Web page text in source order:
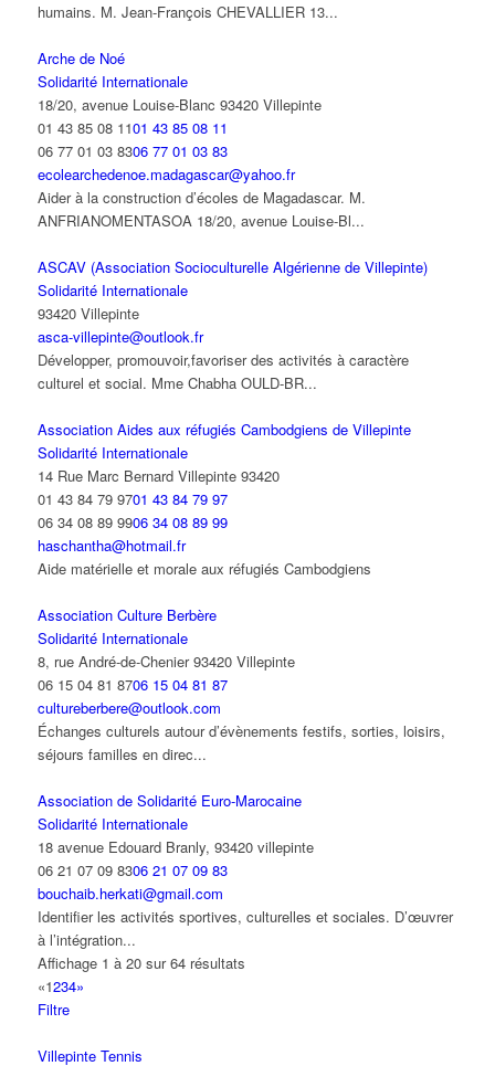
humains. M. Jean-François CHEVALLIER 13...
Arche de Noé
Solidarité Internationale
18/20, avenue Louise-Blanc 93420 Villepinte
01 43 85 08 1101 43 85 08 11
06 77 01 03 8306 77 01 03 83
ecolearchedenoe.madagascar@yahoo.fr
Aider à la construction d’écoles de Magadascar. M.
ANFRIANOMENTASOA 18/20, avenue Louise-Bl...
ASCAV (Association Socioculturelle Algérienne de Villepinte)
Solidarité Internationale
93420 Villepinte
asca-villepinte@outlook.fr
Développer, promouvoir,favoriser des activités à caractère
culturel et social. Mme Chabha OULD-BR...
Association Aides aux réfugiés Cambodgiens de Villepinte
Solidarité Internationale
14 Rue Marc Bernard Villepinte 93420
01 43 84 79 9701 43 84 79 97
06 34 08 89 9906 34 08 89 99
haschantha@hotmail.fr
Aide matérielle et morale aux réfugiés Cambodgiens
Association Culture Berbère
Solidarité Internationale
8, rue André-de-Chenier 93420 Villepinte
06 15 04 81 8706 15 04 81 87
cultureberbere@outlook.com
Échanges culturels autour d’évènements festifs, sorties, loisirs,
séjours familles en direc...
Association de Solidarité Euro-Marocaine
Solidarité Internationale
18 avenue Edouard Branly, 93420 villepinte
06 21 07 09 8306 21 07 09 83
bouchaib.herkati@gmail.com
Identifier les activités sportives, culturelles et sociales. D’œuvrer
à l’intégration...
Affichage 1 à 20 sur 64 résultats
«1234»
Filtre
Villepinte Tennis